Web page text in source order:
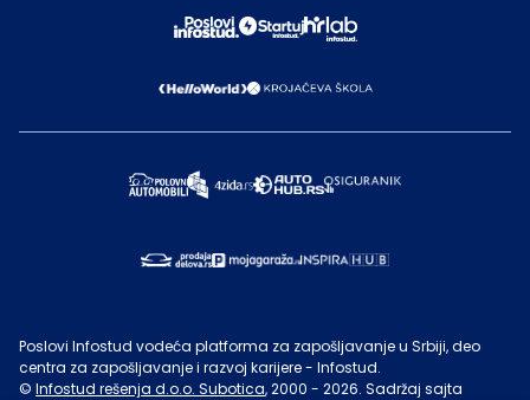
Poslovi Infostud vodeća platforma za zapošljavanje u Srbiji, deo
centra za zapošljavanje i razvoj karijere - Infostud.
© Infostud rešenja d.o.o. Subotica, 2000 - 2026. Sadržaj sajta